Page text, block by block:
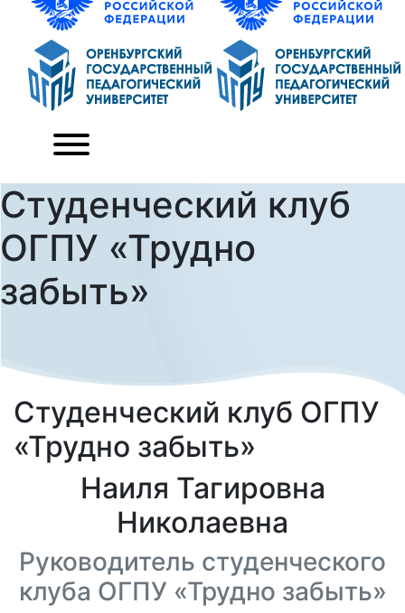
Студенческий клуб
ОГПУ «Трудно
забыть»
Студенческий клуб ОГПУ
«Трудно забыть»
Наиля Тагировна
Николаевна
Руководитель студенческого
клуба ОГПУ «Трудно забыть»